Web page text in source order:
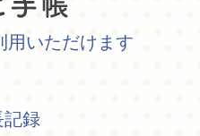
用いただけます
録